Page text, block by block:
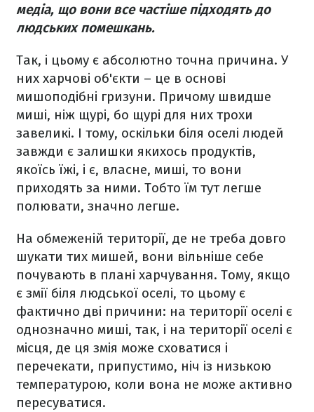
медіа, що вони все частіше підходять до
людських помешкань.
Так, і цьому є абсолютно точна причина. У
них харчові об'єкти – це в основі
мишоподібні гризуни. Причому швидше
миші, ніж щурі, бо щурі для них трохи
завеликі. І тому, оскільки біля оселі людей
завжди є залишки якихось продуктів,
якоїсь їжі, і є, власне, миші, то вони
приходять за ними. Тобто їм тут легше
полювати, значно легше.
На обмеженій території, де не треба довго
шукати тих мишей, вони вільніше себе
почувають в плані харчування. Тому, якщо
є змії біля людської оселі, то цьому є
фактично дві причини: на території оселі є
однозначно миші, так, і на території оселі є
місця, де ця змія може сховатися і
перечекати, припустимо, ніч із низькою
температурою, коли вона не може активно
пересуватися.